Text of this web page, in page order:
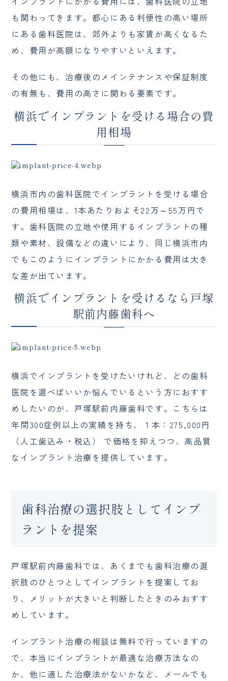
も関わってきます。都心にある利便性の高い場所
にある歯科医院は、郊外よりも家賃が高くなるた
め、費用が高額になりやすいといえます。
その他にも、治療後のメインテナンスや保証制度
の有無も、費用の高さに関わる要素です。
横浜でインプラントを受ける場合の費
用相場
横浜市内の歯科医院でインプラントを受ける場合
の費用相場は、1本あたりおよそ22万～55万円で
す。歯科医院の立地や使用するインプラントの種
類や素材、設備などの違いにより、同じ横浜市内
でもこのようにインプラントにかかる費用は大き
な差が出ています。
横浜でインプラントを受けるなら戸塚
駅前内藤歯科へ
横浜でインプラントを受けたいけれど、どの歯科
医院を選べばいいか悩んでいるという方におすす
めしたいのが、戸塚駅前内藤歯科です。こちらは
年間300症例以上の実績を持ち、１本：275,000円
（人工歯込み・税込） で価格を抑えつつ、高品質
なインプラント治療を提供しています。
歯科治療の選択肢としてインプ
ラントを提案
戸塚駅前内藤歯科では、あくまでも歯科治療の選
択肢のひとつとしてインプラントを提案してお
り、メリットが大きいと判断したときのみおすす
めしています。
インプラント治療の相談は無料で行っていますの
で、本当にインプラントが最適な治療方法なの
か、他に適した治療法がないかなど、メールでも